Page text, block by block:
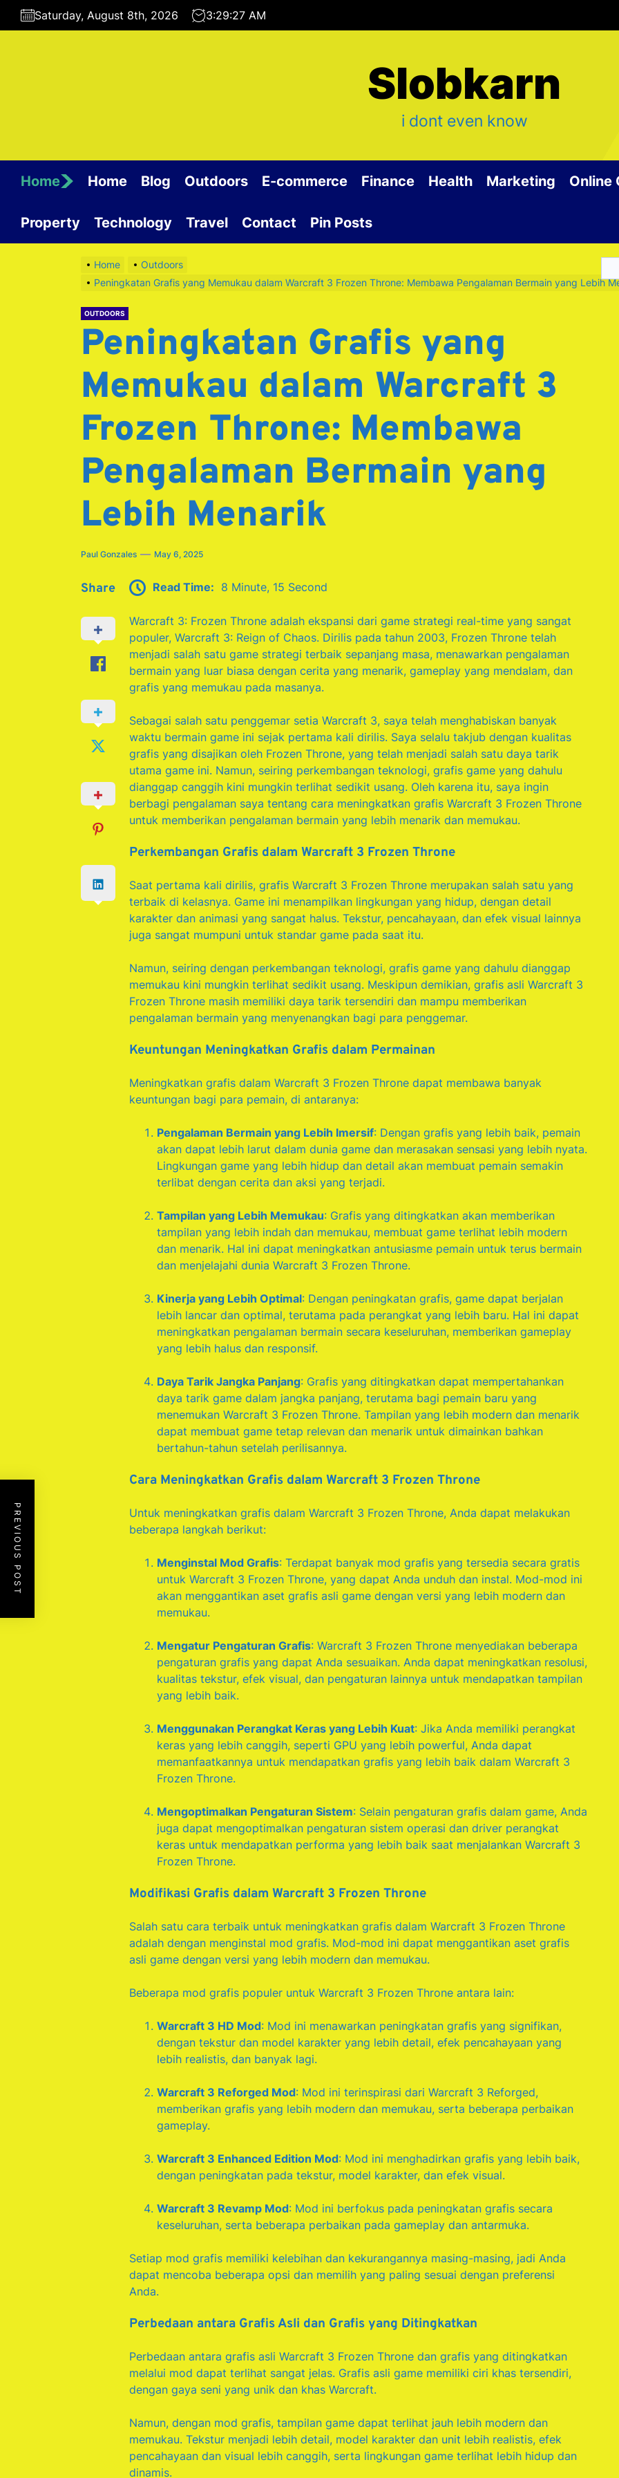
Skip
Saturday, August 8th, 2026 3:29:28 AM
Slobkarn
i dont even know
Home Home Blog Outdoors E-commerce Finance Health Marketing Online
Property Technology Travel Contact Pin Posts
Home
Outdoors
Peningkatan Grafis yang Memukau dalam Warcraft 3 Frozen Throne: Membawa Pengalaman Bermain yang Lebih
OUTDOORS
Peningkatan Grafis yang
Memukau dalam Warcraft 3
Frozen Throne: Membawa
Pengalaman Bermain yang
Lebih Menarik
Paul Gonzales May 6, 2025
Share Read Time: 8 Minute, 15 Second
Warcraft 3: Frozen Throne adalah ekspansi dari game strategi real-time yang sangat
populer, Warcraft 3: Reign of Chaos. Dirilis pada tahun 2003, Frozen Throne telah
menjadi salah satu game strategi terbaik sepanjang masa, menawarkan pengalaman
bermain yang luar biasa dengan cerita yang menarik, gameplay yang mendalam, dan
grafis yang memukau pada masanya.
Sebagai salah satu penggemar setia Warcraft 3, saya telah menghabiskan banyak
waktu bermain game ini sejak pertama kali dirilis. Saya selalu takjub dengan kualitas
grafis yang disajikan oleh Frozen Throne, yang telah menjadi salah satu daya tarik
utama game ini. Namun, seiring perkembangan teknologi, grafis game yang dahulu
dianggap canggih kini mungkin terlihat sedikit usang. Oleh karena itu, saya ingin
berbagi pengalaman saya tentang cara meningkatkan grafis Warcraft 3 Frozen Throne
untuk memberikan pengalaman bermain yang lebih menarik dan memukau.
Perkembangan Grafis dalam Warcraft 3 Frozen Throne
Saat pertama kali dirilis, grafis Warcraft 3 Frozen Throne merupakan salah satu yang
terbaik di kelasnya. Game ini menampilkan lingkungan yang hidup, dengan detail
karakter dan animasi yang sangat halus. Tekstur, pencahayaan, dan efek visual lainnya
juga sangat mumpuni untuk standar game pada saat itu.
Namun, seiring dengan perkembangan teknologi, grafis game yang dahulu dianggap
memukau kini mungkin terlihat sedikit usang. Meskipun demikian, grafis asli Warcraft 3
Frozen Throne masih memiliki daya tarik tersendiri dan mampu memberikan
pengalaman bermain yang menyenangkan bagi para penggemar.
Keuntungan Meningkatkan Grafis dalam Permainan
Meningkatkan grafis dalam Warcraft 3 Frozen Throne dapat membawa banyak
keuntungan bagi para pemain, di antaranya:
Pengalaman Bermain yang Lebih Imersif: Dengan grafis yang lebih baik, pemain
akan dapat lebih larut dalam dunia game dan merasakan sensasi yang lebih nyata.
Lingkungan game yang lebih hidup dan detail akan membuat pemain semakin
terlibat dengan cerita dan aksi yang terjadi.
Tampilan yang Lebih Memukau: Grafis yang ditingkatkan akan memberikan
tampilan yang lebih indah dan memukau, membuat game terlihat lebih modern
dan menarik. Hal ini dapat meningkatkan antusiasme pemain untuk terus bermain
dan menjelajahi dunia Warcraft 3 Frozen Throne.
Kinerja yang Lebih Optimal: Dengan peningkatan grafis, game dapat berjalan
lebih lancar dan optimal, terutama pada perangkat yang lebih baru. Hal ini dapat
meningkatkan pengalaman bermain secara keseluruhan, memberikan gameplay
yang lebih halus dan responsif.
Daya Tarik Jangka Panjang: Grafis yang ditingkatkan dapat mempertahankan
daya tarik game dalam jangka panjang, terutama bagi pemain baru yang
menemukan Warcraft 3 Frozen Throne. Tampilan yang lebih modern dan menarik
dapat membuat game tetap relevan dan menarik untuk dimainkan bahkan
bertahun-tahun setelah perilisannya.
Cara Meningkatkan Grafis dalam Warcraft 3 Frozen Throne
Untuk meningkatkan grafis dalam Warcraft 3 Frozen Throne, Anda dapat melakukan
beberapa langkah berikut:
Menginstal Mod Grafis: Terdapat banyak mod grafis yang tersedia secara gratis
untuk Warcraft 3 Frozen Throne, yang dapat Anda unduh dan instal. Mod-mod ini
akan menggantikan aset grafis asli game dengan versi yang lebih modern dan
memukau.
Mengatur Pengaturan Grafis: Warcraft 3 Frozen Throne menyediakan beberapa
pengaturan grafis yang dapat Anda sesuaikan. Anda dapat meningkatkan resolusi,
kualitas tekstur, efek visual, dan pengaturan lainnya untuk mendapatkan tampilan
yang lebih baik.
Menggunakan Perangkat Keras yang Lebih Kuat: Jika Anda memiliki perangkat
keras yang lebih canggih, seperti GPU yang lebih powerful, Anda dapat
memanfaatkannya untuk mendapatkan grafis yang lebih baik dalam Warcraft 3
Frozen Throne.
Mengoptimalkan Pengaturan Sistem: Selain pengaturan grafis dalam game, Anda
juga dapat mengoptimalkan pengaturan sistem operasi dan driver perangkat
keras untuk mendapatkan performa yang lebih baik saat menjalankan Warcraft 3
Frozen Throne.
Modifikasi Grafis dalam Warcraft 3 Frozen Throne
Salah satu cara terbaik untuk meningkatkan grafis dalam Warcraft 3 Frozen Throne
adalah dengan menginstal mod grafis. Mod-mod ini dapat menggantikan aset grafis
asli game dengan versi yang lebih modern dan memukau.
Beberapa mod grafis populer untuk Warcraft 3 Frozen Throne antara lain:
Warcraft 3 HD Mod: Mod ini menawarkan peningkatan grafis yang signifikan,
dengan tekstur dan model karakter yang lebih detail, efek pencahayaan yang
lebih realistis, dan banyak lagi.
Warcraft 3 Reforged Mod: Mod ini terinspirasi dari Warcraft 3 Reforged,
memberikan grafis yang lebih modern dan memukau, serta beberapa perbaikan
gameplay.
Warcraft 3 Enhanced Edition Mod: Mod ini menghadirkan grafis yang lebih baik,
dengan peningkatan pada tekstur, model karakter, dan efek visual.
Warcraft 3 Revamp Mod: Mod ini berfokus pada peningkatan grafis secara
keseluruhan, serta beberapa perbaikan pada gameplay dan antarmuka.
Setiap mod grafis memiliki kelebihan dan kekurangannya masing-masing, jadi Anda
dapat mencoba beberapa opsi dan memilih yang paling sesuai dengan preferensi
Anda.
Perbedaan antara Grafis Asli dan Grafis yang Ditingkatkan
Perbedaan antara grafis asli Warcraft 3 Frozen Throne dan grafis yang ditingkatkan
melalui mod dapat terlihat sangat jelas. Grafis asli game memiliki ciri khas tersendiri,
dengan gaya seni yang unik dan khas Warcraft.
Namun, dengan mod grafis, tampilan game dapat terlihat jauh lebih modern dan
memukau. Tekstur menjadi lebih detail, model karakter dan unit lebih realistis, efek
pencahayaan dan visual lebih canggih, serta lingkungan game terlihat lebih hidup dan
dinamis.
PREVIOUS POST